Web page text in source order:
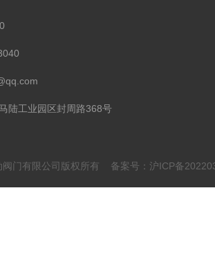
陆工业园区封周路368号
阀门有限公司版权所有 备案号：沪ICP备